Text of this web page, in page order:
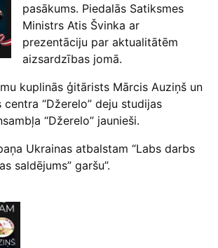
pasākums. Piedalās Satiksmes
Ministrs Atis Švinka ar
prezentāciju par aktualitātēm
aizsardzības jomā.
kuplinās ģitārists Mārcis Auziņš un
“Džerelo” deju studijas
“Džerelo” jaunieši.
Ukrainas atbalstam “Labs darbs
saldējums” garšu”.